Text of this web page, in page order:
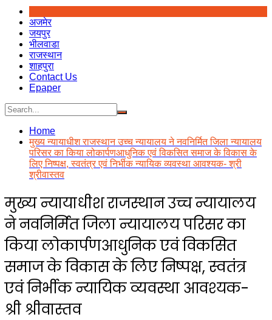
अजमेर
जयपुर
भीलवाडा
राजस्थान
शाहपुरा
Contact Us
Epaper
Home
मुख्य न्यायाधीश राजस्थान उच्च न्यायालय ने नवनिर्मित जिला न्यायालय
परिसर का किया लोकार्पणआधुनिक एवं विकसित समाज के विकास के
लिए निष्पक्ष, स्वतंत्र एवं निर्भीक न्यायिक व्यवस्था आवश्यक- श्री
श्रीवास्तव
मुख्य न्यायाधीश राजस्थान उच्च न्यायालय
ने नवनिर्मित जिला न्यायालय परिसर का
किया लोकार्पणआधुनिक एवं विकसित
समाज के विकास के लिए निष्पक्ष, स्वतंत्र
एवं निर्भीक न्यायिक व्यवस्था आवश्यक-
श्री श्रीवास्तव